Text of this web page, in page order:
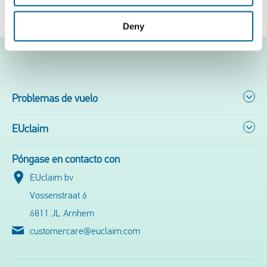
Deny
Problemas de vuelo
EUclaim
Póngase en contacto con
EUclaim bv
Vossenstraat 6
6811 JL Arnhem
customercare@euclaim.com